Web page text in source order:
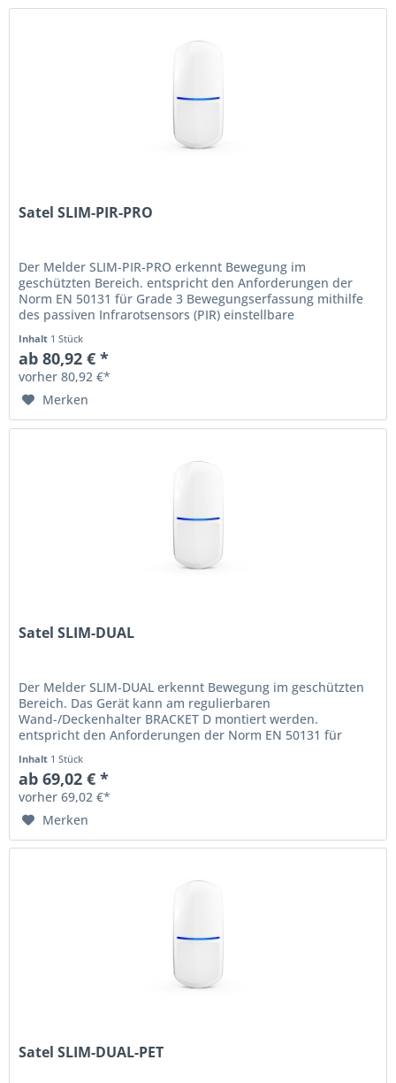
Satel SLIM-PIR-PRO
Der Melder SLIM-PIR-PRO erkennt Bewegung im
geschützten Bereich. entspricht den Anforderungen der
Norm EN 50131 für Grade 3 Bewegungserfassung mithilfe
des passiven Infrarotsensors (PIR) einstellbare
Inhalt 1 Stück
ab 80,92 € *
vorher 80,92 €*
Merken
Satel SLIM-DUAL
Der Melder SLIM-DUAL erkennt Bewegung im geschützten
Bereich. Das Gerät kann am regulierbaren
Wand-/Deckenhalter BRACKET D montiert werden.
entspricht den Anforderungen der Norm EN 50131 für
Inhalt 1 Stück
ab 69,02 € *
vorher 69,02 €*
Merken
Satel SLIM-DUAL-PET